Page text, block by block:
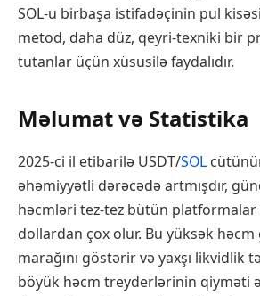
SOL-u birbaşa istifadəçinin pul
metod, daha düz, qeyri-texniki bir
tutanlar üçün xüsusilə faydalıdır.
Məlumat və Statistika
2025-ci il etibarilə USDT/SOL
əhəmiyyətli dərəcədə artmışdır,
həcmləri tez-tez bütün platformalar
dollardan çox olur. Bu yüksək
marağını göstərir və yaxşı likvidlik
böyük həcm treyderlərinin qiyməti